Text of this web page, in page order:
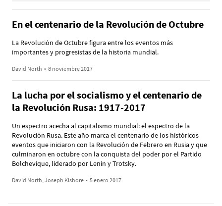
En el centenario de la Revolución de Octubre
La Revolución de Octubre figura entre los eventos más
importantes y progresistas de la historia mundial.
David North • 8 noviembre 2017
La lucha por el socialismo y el centenario de
la Revolución Rusa: 1917-2017
Un espectro acecha al capitalismo mundial: el espectro de la
Revolución Rusa. Este año marca el centenario de los históricos
eventos que iniciaron con la Revolución de Febrero en Rusia y que
culminaron en octubre con la conquista del poder por el Partido
Bolchevique, liderado por Lenin y Trotsky.
David North, Joseph Kishore • 5 enero 2017